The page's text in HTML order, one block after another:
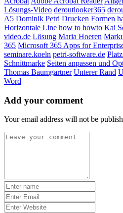
Lösungs-Video deroutlooker365
A5 Dominik Petri Drucken Formen
Horizontale Line how to howto Kai
video.de Lösung Maria Hoeren
365 Microsoft 365 Apps for
seminare.koeln petri-software.de
Schnittmarke Seiten anpassen und
Thomas Baumgartner Unterer Rand
Word
Add your comment
Your email address will not be